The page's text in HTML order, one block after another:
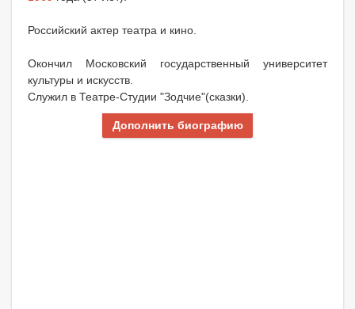
Российский актер театра и кино.
Окончил Московский государственный университет
культуры и искусств.
Служил в Театре-Студии "Зодчие"(сказки).
Дополнить биографию